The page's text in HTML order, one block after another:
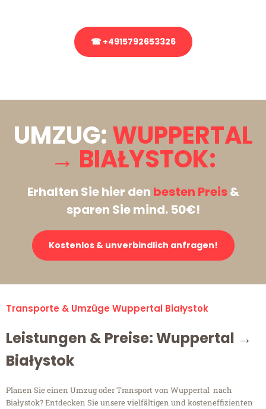
☎ +4915792653326
UMZUG:WUPPERTAL
→ BIAŁYSTOK:
Erhalten Sie hier den besten Preis&
sparen Sie mind. 50€!
Kostenlos & unverbindlich anfragen!
Transporte & Umzüge Wuppertal Białystok
Leistungen & Preise: Wuppertal →
Białystok
Planen Sie einen Umzug oder Transport von Wuppertal nach
Białystok? Entdecken Sie unsere vielfältigen und kosteneffizienten